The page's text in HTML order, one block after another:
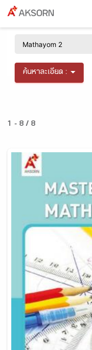
ค้นหาละเอียด :
1 - 8 / 8